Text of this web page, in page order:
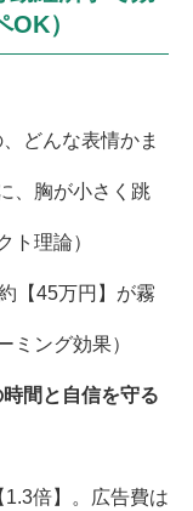
）
どんな表情かま
、胸が小さく跳
ト理論）
【45万円】が霧
ミング効果）
間と自信を守る
倍】。広告費は